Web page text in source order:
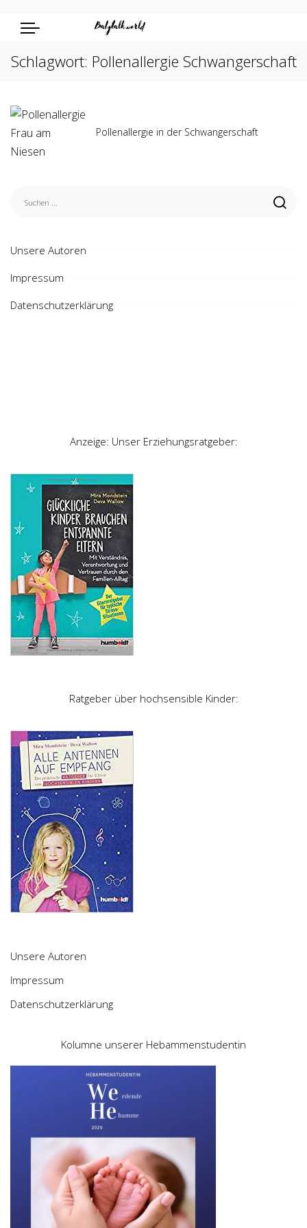
Schlagwort: Pollenallergie Schwangerschaft
Pollenallergie in der Schwangerschaft
Unsere Autoren
Impressum
Datenschutzerklärung
Anzeige: Unser Erziehungsratgeber:
Ratgeber über hochsensible Kinder:
Unsere Autoren
Impressum
Datenschutzerklärung
Kolumne unserer Hebammenstudentin